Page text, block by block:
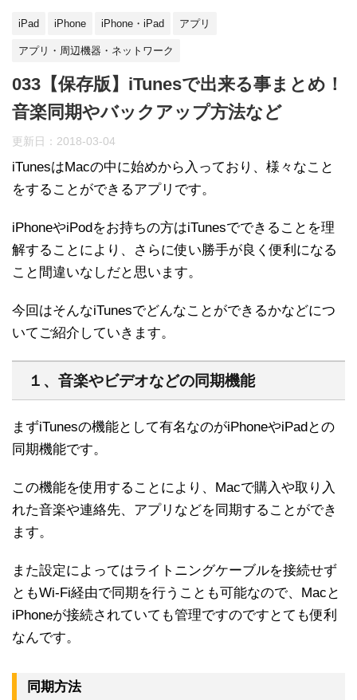
iPad iPhone iPhone・iPad アプリ
アプリ・周辺機器・ネットワーク
033【保存版】iTunesで出来る事まとめ！
音楽同期やバックアップ方法など
更新日： 2018-03-04
iTunesはMacの中に始めから入っており、様々なこと
をすることができるアプリです。
iPhoneやiPodをお持ちの方はiTunesでできることを理
解することにより、さらに使い勝手が良く便利になる
こと間違いなしだと思います。
今回はそんなiTunesでどんなことができるかなどにつ
いてご紹介していきます。
１、音楽やビデオなどの同期機能
まずiTunesの機能として有名なのがiPhoneやiPadとの
同期機能です。
この機能を使用することにより、Macで購入や取り入
れた音楽や連絡先、アプリなどを同期することができ
ます。
また設定によってはライトニングケーブルを接続せず
ともWi-Fi経由で同期を行うことも可能なので、Macと
iPhoneが接続されていても管理ですのですとても便利
なんです。
同期方法